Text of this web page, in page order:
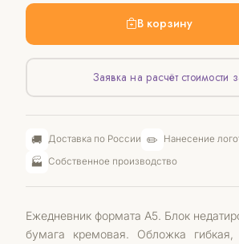
В корзину
Заявка на расчёт стоимости
🚚 Доставка по России ✏️ Нанесение
🏭 Собственное производство
Ежедневник формата А5. Блок
бумага кремовая. Обложка